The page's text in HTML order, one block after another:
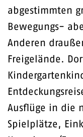
abgestimmten
Bewegungs-
Anderen
Freigelände.
Ausflüge in die
Spielplätze,